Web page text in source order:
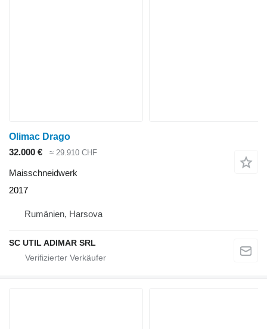
Olimac Drago
32.000 €
≈ 29.910 CHF
Maisschneidwerk
2017
Rumänien, Harsova
SC UTIL ADIMAR SRL